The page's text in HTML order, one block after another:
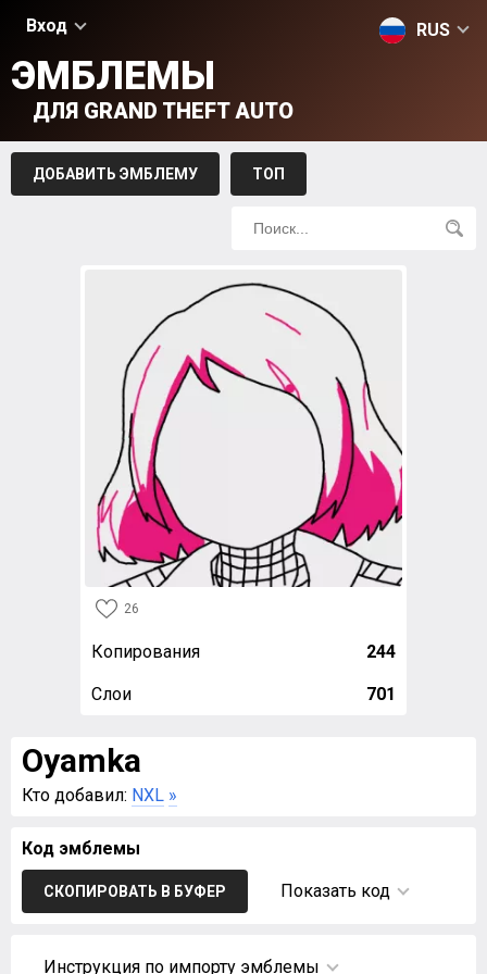
Вход RUS
ЭМБЛЕМЫ
ДЛЯ GRAND THEFT AUTO
ДОБАВИТЬ ЭМБЛЕМУ ТОП
26
Копирования 244
Слои 701
Oyamka
Кто добавил: NXL »
Код эмблемы
СКОПИРОВАТЬ В БУФЕР Показать код
Инструкция по импорту эмблемы